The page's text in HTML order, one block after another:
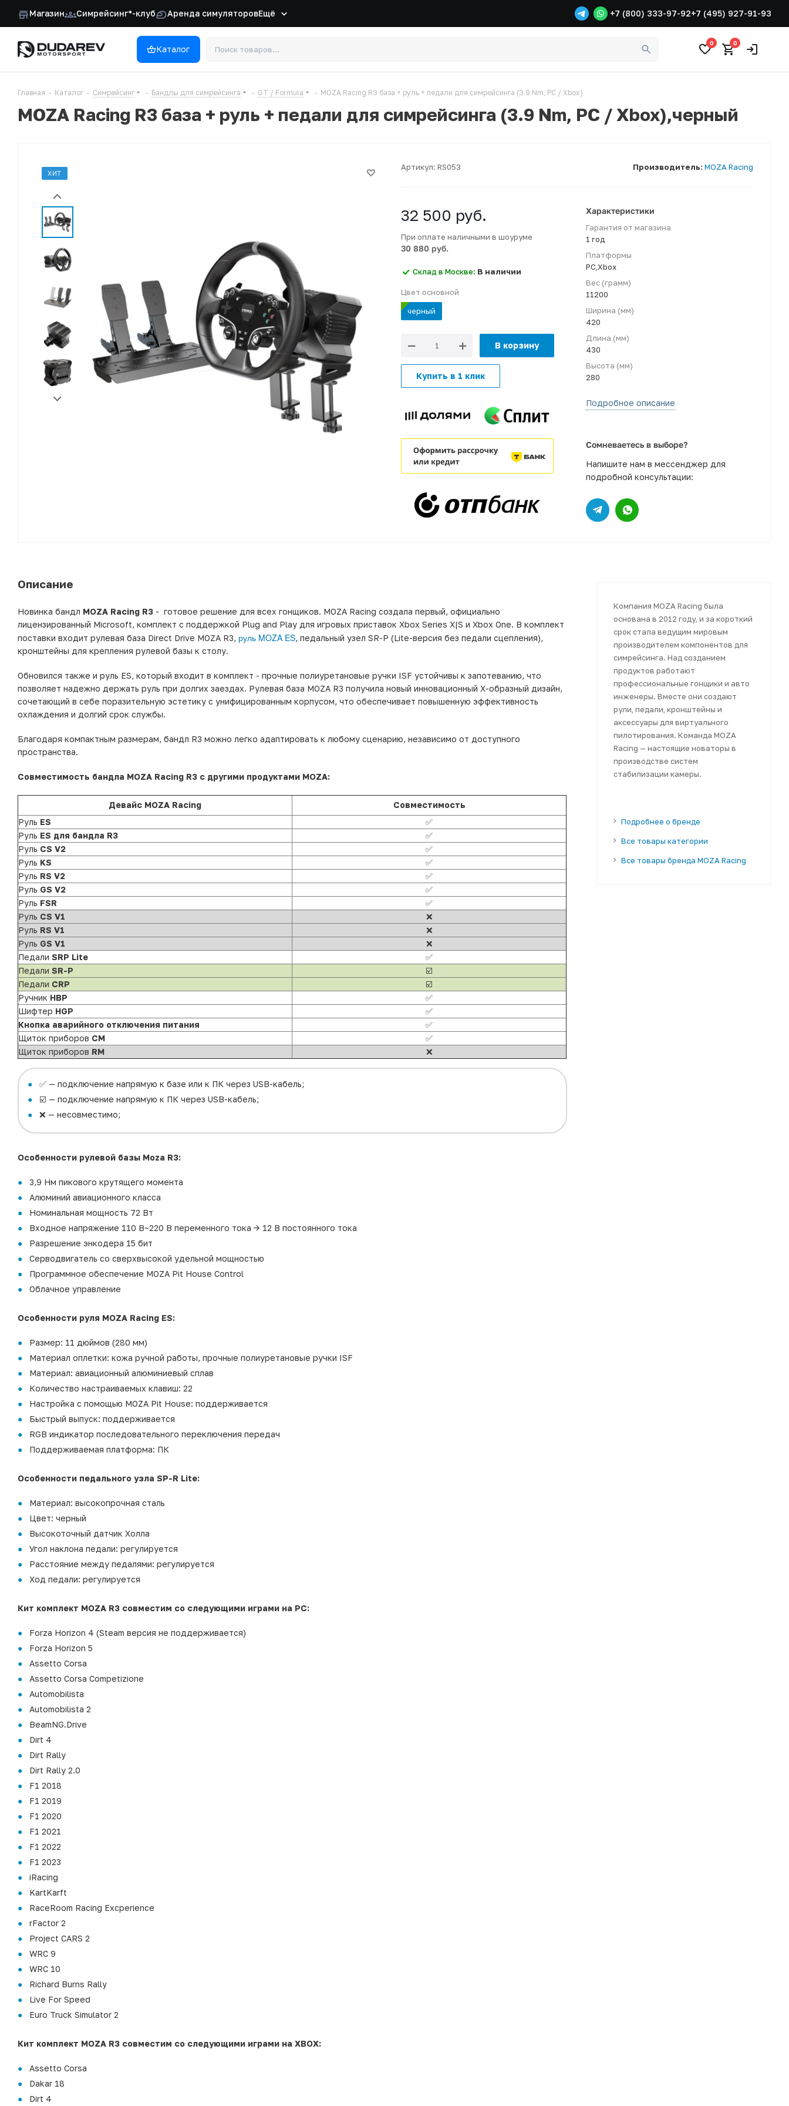
Магазин Симрейсинг*-клуб Аренда симуляторовЕщё +7 (800) 333-97-92+7 (495) 927-91-93
Каталог
0 0
Главная - Каталог - Симрейсинг - Бандлы для симрейсинга - GT / Formula - MOZA Racing R3 база + руль + педали для симрейсинга (3.9 Nm, PC / Xbox)
MOZA Racing R3 база + руль + педали для симрейсинга (3.9 Nm, PC / Xbox),черный
ХИТ
Артикул: RS053 Производитель: MOZA Racing
32 500 руб.
При оплате наличными в шоуруме
30 880 руб.
Склад в Москве: В наличии
Цвет основной
черный
В корзину
Купить в 1 клик
Характеристики
Гарантия от магазина
1 год
Платформы
PC,Xbox
Вес (грамм)
11200
Ширина (мм)
420
Длина (мм)
430
Высота (мм)
280
Подробное описание
Сомневаетесь в выборе?
Напишите нам в мессенджер для
подробной консультации:
Описание
Новинка бандл MOZA Racing R3 - готовое решение для всех гонщиков. MOZA Racing создала первый, официально
лицензированный Microsoft, комплект с поддержкой Plug and Play для игровых приставок Xbox Series X|S и Xbox One. В комплект
поставки входит рулевая база Direct Drive MOZA R3, руль MOZA ES, педальный узел SR-P (Lite-версия без педали сцепления),
кронштейны для крепления рулевой базы к столу.
Обновился также и руль ES, который входит в комплект - прочные полиуретановые ручки ISF устойчивы к запотеванию, что
позволяет надежно держать руль при долгих заездах. Рулевая база MOZA R3 получила новый инновационный X-образный дизайн,
сочетающий в себе поразительную эстетику с унифицированным корпусом, что обеспечивает повышенную эффективность
охлаждения и долгий срок службы.
Благодаря компактным размерам, бандл R3 можно легко адаптировать к любому сценарию, независимо от доступного
пространства.
Совместимость бандла MOZA Racing R3 с другими продуктами MOZA:
Девайс MOZA Racing
Совместимость
Руль ES
✅
Руль ES для бандла R3
✅
Руль CS V2
✅
Руль KS
✅
Руль RS V2
✅
Руль GS V2
✅
Руль FSR
✅
Руль CS V1
❌
Руль RS V1
❌
Руль GS V1
❌
ПедалиSRP Lite
✅
ПедалиSR-P
☑️
Педали CRP
☑️
Ручник HBP
✅
Шифтер HGP
✅
Кнопка аварийного отключения питания
✅
Щиток приборов CM
✅
Щиток приборов RM ❌
✅ — подключение напрямую к базе или к ПК через USB-кабель;
☑️ — подключение напрямую к ПК через USB-кабель;
❌ — несовместимо;
Особенности рулевой базы Moza R3:
3,9 Нм пикового крутящего момента
Алюминий авиационного класса
Номинальная мощность 72 Вт
Входное напряжение 110 В~220 В переменного тока -> 12 В постоянного тока
Разрешение энкодера 15 бит
Серводвигатель со сверхвысокой удельной мощностью
Программное обеспечение MOZA Pit House Control
Облачное управление
Особенности руля MOZA Racing ES:
Размер: 11 дюймов (280 мм)
Материал оплетки: кожа ручной работы, прочные полиуретановые ручки ISF
Материал: авиационный алюминиевый сплав
Количество настраиваемых клавиш: 22
Настройка с помощью MOZA Pit House: поддерживается
Быстрый выпуск: поддерживается
RGB индикатор последовательного переключения передач
Поддерживаемая платформа: ПК
Особенности педального узла SP-R Lite:
Материал: высокопрочная сталь
Цвет: черный
Высокоточный датчик Холла
Угол наклона педали: регулируется
Расстояние между педалями: регулируется
Ход педали: регулируется
Кит комплект MOZA R3 совместим со следующими играми на PC:
Forza Horizon 4 (Steam версия не поддерживается)
Forza Horizon 5
Assetto Corsa
Assetto Corsa Competizione
Automobilista
Automobilista 2
BeamNG.Drive
Dirt 4
Dirt Rally
Dirt Rally 2.0
F1 2018
F1 2019
F1 2020
F1 2021
F1 2022
F1 2023
iRacing
KartKarft
RaceRoom Racing Excperience
rFactor 2
Project CARS 2
WRC 9
WRC 10
Richard Burns Rally
Live For Speed
Euro Truck Simulator 2
Кит комплект MOZA R3 совместим со следующими играми на XBOX:
Assetto Corsa
Dakar 18
Dirt 4
Компания MOZA Racing была
основана в 2012 году, и за короткий
срок стала ведущим мировым
производителем компонентов для
симрейсинга. Над созданием
продуктов работают
профессиональные гонщики и авто
инженеры. Вместе они создают
рули, педали, кронштейны и
аксессуары для виртуального
пилотирования. Команда MOZA
Racing — настоящие новаторы в
производстве систем
стабилизации камеры.
Подробнее о бренде
Все товары категории
Все товары бренда MOZA Racing